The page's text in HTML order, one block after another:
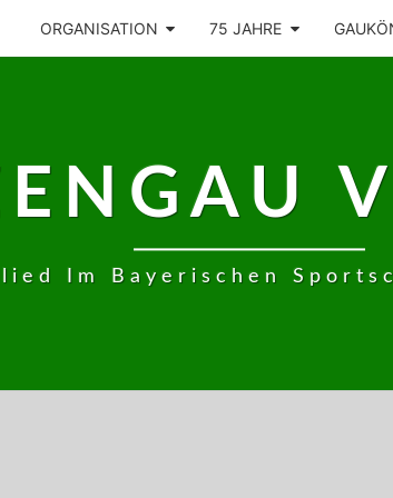
ORGANISATION 75 JAHRE
Im Bayerischen